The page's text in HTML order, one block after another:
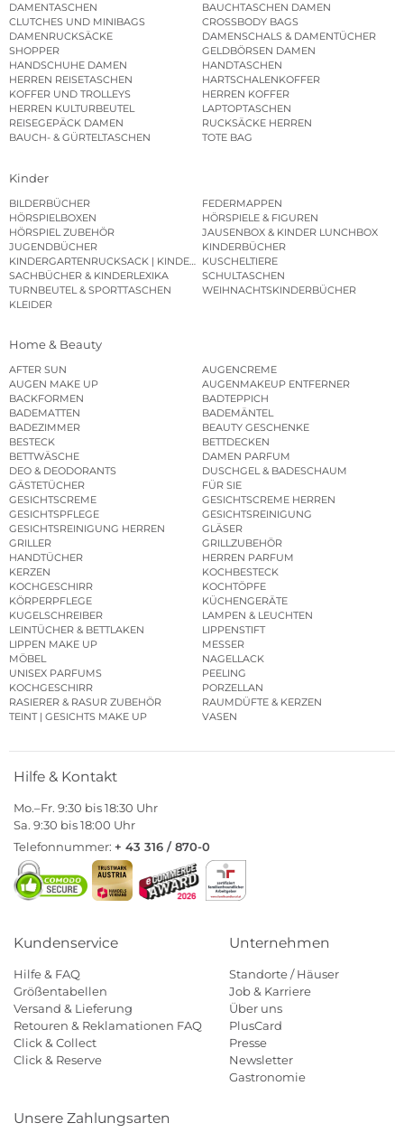
DAMENTASCHEN
BAUCHTASCHEN DAMEN
CLUTCHES UND MINIBAGS
CROSSBODY BAGS
DAMENRUCKSÄCKE
DAMENSCHALS & DAMENTÜCHER
SHOPPER
GELDBÖRSEN DAMEN
HANDSCHUHE DAMEN
HANDTASCHEN
HERREN REISETASCHEN
HARTSCHALENKOFFER
KOFFER UND TROLLEYS
HERREN KOFFER
HERREN KULTURBEUTEL
LAPTOPTASCHEN
REISEGEPÄCK DAMEN
RUCKSÄCKE HERREN
BAUCH- & GÜRTELTASCHEN
TOTE BAG
Kinder
BILDERBÜCHER
FEDERMAPPEN
HÖRSPIELBOXEN
HÖRSPIELE & FIGUREN
HÖRSPIEL ZUBEHÖR
JAUSENBOX & KINDER LUNCHBOX
JUGENDBÜCHER
KINDERBÜCHER
KINDERGARTENRUCKSACK | KINDERGARTENBEUTEL
KUSCHELTIERE
SACHBÜCHER & KINDERLEXIKA
SCHULTASCHEN
TURNBEUTEL & SPORTTASCHEN
WEIHNACHTSKINDERBÜCHER
KLEIDER
Home & Beauty
AFTER SUN
AUGENCREME
AUGEN MAKE UP
AUGENMAKEUP ENTFERNER
BACKFORMEN
BADTEPPICH
BADEMATTEN
BADEMÄNTEL
BADEZIMMER
BEAUTY GESCHENKE
BESTECK
BETTDECKEN
BETTWÄSCHE
DAMEN PARFUM
DEO & DEODORANTS
DUSCHGEL & BADESCHAUM
GÄSTETÜCHER
FÜR SIE
GESICHTSCREME
GESICHTSCREME HERREN
GESICHTSPFLEGE
GESICHTSREINIGUNG
GESICHTSREINIGUNG HERREN
GLÄSER
GRILLER
GRILLZUBEHÖR
HANDTÜCHER
HERREN PARFUM
KERZEN
KOCHBESTECK
KOCHGESCHIRR
KOCHTÖPFE
KÖRPERPFLEGE
KÜCHENGERÄTE
KUGELSCHREIBER
LAMPEN & LEUCHTEN
LEINTÜCHER & BETTLAKEN
LIPPENSTIFT
LIPPEN MAKE UP
MESSER
MÖBEL
NAGELLACK
UNISEX PARFUMS
PEELING
KOCHGESCHIRR
PORZELLAN
RASIERER & RASUR ZUBEHÖR
RAUMDÜFTE & KERZEN
TEINT | GESICHTS MAKE UP
VASEN
Hilfe & Kontakt
Mo.–Fr. 9:30 bis 18:30 Uhr
Sa. 9:30 bis 18:00 Uhr
Telefonnummer: + 43 316 / 870-0
Kundenservice
Hilfe & FAQ
Größentabellen
Versand & Lieferung
Retouren & Reklamationen FAQ
Click & Collect
Click & Reserve
Unternehmen
Standorte / Häuser
Job & Karriere
Über uns
PlusCard
Presse
Newsletter
Gastronomie
Unsere Zahlungsarten